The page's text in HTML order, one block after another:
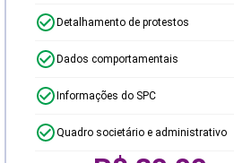
Detalhamento de protestos
Dados comportamentais
Informações do SPC
Quadro societário e administrativo